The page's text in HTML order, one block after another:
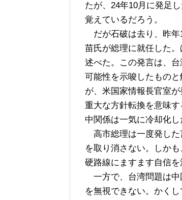
たが、24年10月に発足
覚えているだろう。
だが石破は去り、昨年
苗氏が総理に就任した
述べた。この発言は、
可能性を示唆したもの
が、米国家情報長官室
重大な方針転換を意味
中関係は一気に冷却化し
高市総理は一度発した
を取り消さない。しか
硬路線にますます自信
一方で、台湾問題は中
を無視できない。かく